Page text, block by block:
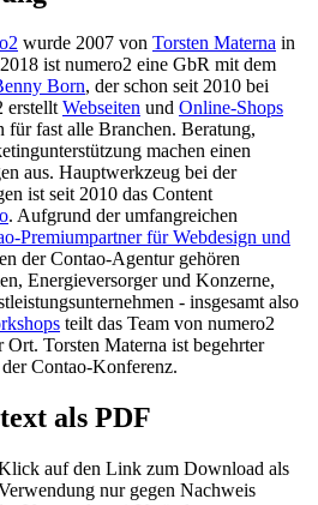
wurde 2007 von Torsten Materna in
ist numero2 eine GbR mit dem
Born, der schon seit 2010 bei
erstelltWebseiten und Online-Shops
für fast alle Branchen. Beratung,
machen einen
aus. Hauptwerkzeug bei der
ist seit 2010 das Content
. Aufgrund der umfangreichen
Premiumpartner für Webdesign und
der Contao-Agentur gehören
Energieversorger und Konzerne,
- insgesamt also
teilt das Team von numero2
Torsten Materna ist begehrter
Contao-Konferenz.
als PDF
auf den Link zum Download als
nur gegen Nachweis